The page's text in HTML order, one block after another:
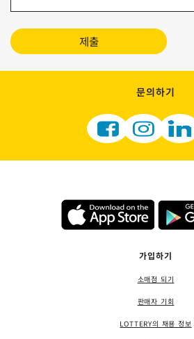
제출
문의하기
가입하기
소매점 되기
판매자 기회
LOTTERY의 채용 정보